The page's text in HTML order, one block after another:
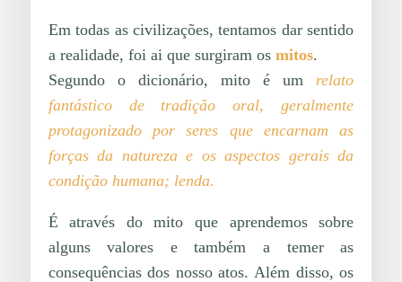
Em todas as civilizações, tentamos dar sentido
a realidade, foi ai que surgiram os mitos.
Segundo o dicionário, mito é um relato
fantástico de tradição oral, geralmente
protagonizado por seres que encarnam as
forças da natureza e os aspectos gerais da
condição humana; lenda.
É através do mito que aprendemos sobre
alguns valores e também a temer as
consequências dos nosso atos. Além disso, os